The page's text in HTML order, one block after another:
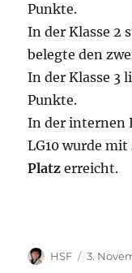
Punkte.
In der Klasse 2
belegte den
In der Klasse 3
Punkte.
In der internen
LG10 wurde
Platz erreicht.
Autor
HSF 3.